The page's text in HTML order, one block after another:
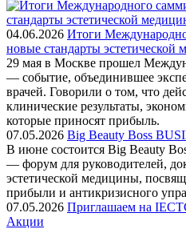
04.06.2026 Итоги
новые стандарты эстетической
29 мая в Москве прошел
— событие, объединившее
врачей. Говорили о том, что
клинические результаты,
которые приносят прибыль.
07.05.2026 Big Beauty Boss
В июне состоится Big Beauty
— форум для руководителей,
эстетической медицины,
прибыли и антикризисного
07.05.2026 Приглашаем на
Акции